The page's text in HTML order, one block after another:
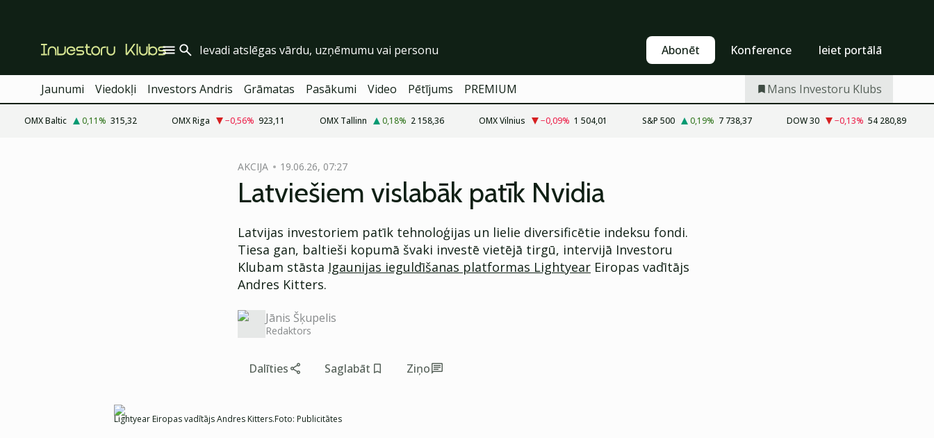
Abonēt Konference Ieiet portālā
Jaunumi Viedokļi Investors Andris Grāmatas Pasākumi Video Pētījums PREMIUM Mans Investoru Klubs
OMX Baltic 0,11% 315,32 OMX Riga −0,56% 923,11 OMX Tallinn 0,18% 2 158,36 OMX Vilnius −0,09% 1 504,01 S&P 500 0,19% 7 738,37 DOW 30 −0,13% 54 280,89
AKCIJA 19.06.26, 07:27
Latviešiem vislabāk patīk Nvidia
Latvijas investoriem patīk tehnoloģijas un lielie diversificētie indeksu fondi.
Tiesa gan, baltieši kopumā švaki investē vietējā tirgū, intervijā Investoru
Klubam stāsta Igaunijas ieguldīšanas platformas Lightyear Eiropas vadītājs
Andres Kitters.
Jānis Šķupelis
Redaktors
Dalīties Saglabāt Ziņo
Lightyear Eiropas vadītājs Andres Kitters.Foto: Publicitātes